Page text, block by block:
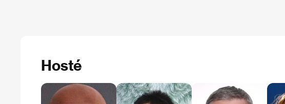
Hosté